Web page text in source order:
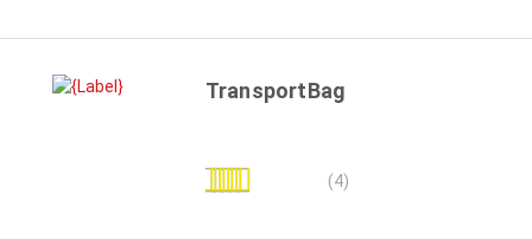
TransportBag
Bewertung: (4)